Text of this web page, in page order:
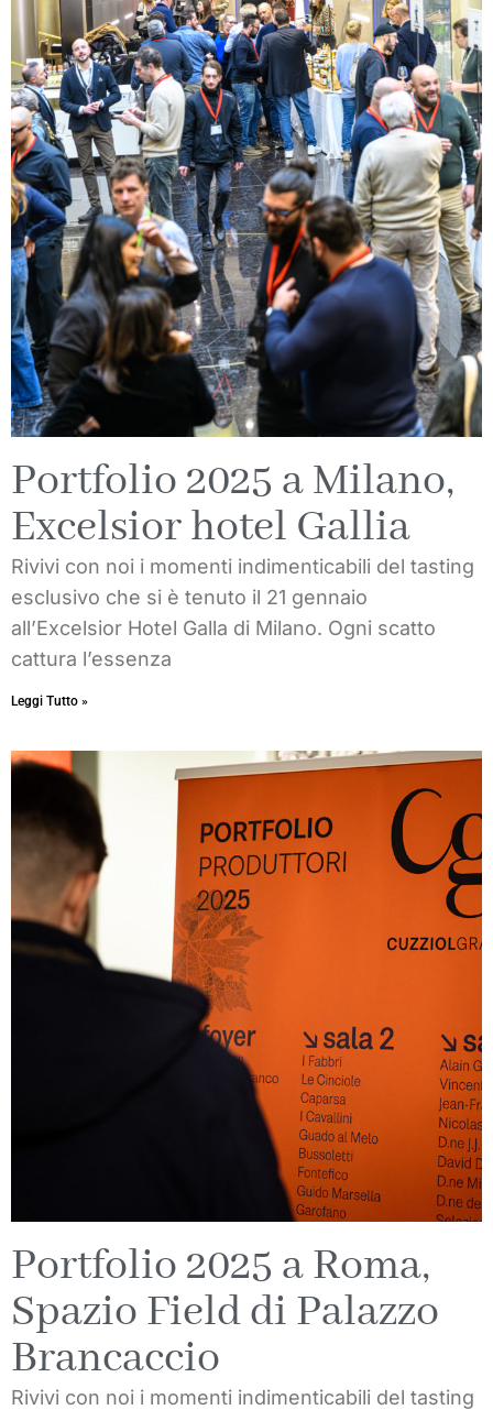
Portfolio 2025 a Milano,
Excelsior hotel Gallia
Rivivi con noi i momenti indimenticabili del tasting
esclusivo che si è tenuto il 21 gennaio
all’Excelsior Hotel Galla di Milano. Ogni scatto
cattura l’essenza
Leggi Tutto »
Portfolio 2025 a Roma,
Spazio Field di Palazzo
Brancaccio
Rivivi con noi i momenti indimenticabili del tasting